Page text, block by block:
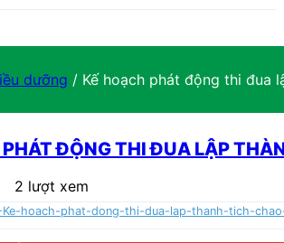
dưỡng / Kế hoạch phát động thi đua
PHÁT ĐỘNG THI ĐUA LẬP
2 lượt xem
Ke-hoach-phat-dong-thi-dua-lap-thanh-tich-